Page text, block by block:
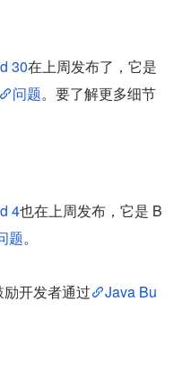
30在上周发布了，它是
问题。要了解更多细节
4也在上周发布，它是 B
题。
开发者通过
Java Bu